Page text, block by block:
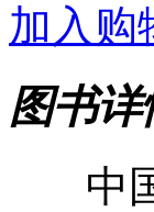
加入购
图书详
中国